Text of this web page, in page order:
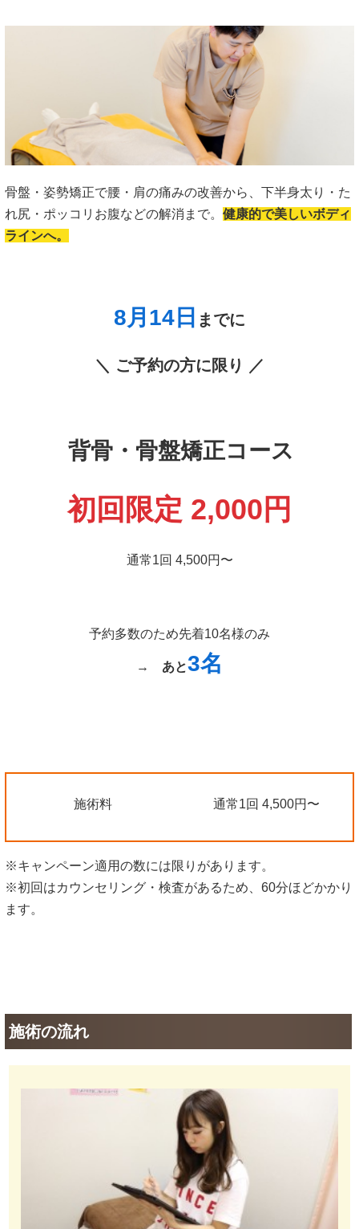
骨盤・姿勢矯正で腰・肩の痛みの改善から、下半身太り・た
れ尻・ポッコリお腹などの解消まで。 健康的で美しいボディ
ラインへ。
8月14 日 までに
＼ ご予約の方に限り ／
背骨・骨盤矯正コース
初回限定 2,000円
通常1回 4,500円〜
予約多数のため先着10名様のみ
→ あと3名
施術料 通常1回 4,500円〜
※キャンペーン適用の数には限りがあります。
※初回はカウンセリング・検査があるため、60分ほどかかり
ます。
施術の流れ